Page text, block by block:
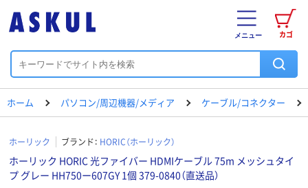
カゴ
メニュー
ホーム パソコン/周辺機器/メディア ケーブル/コネクター
ホーリック ブランド： HORIC（ホーリック）
ホーリック HORIC 光ファイバー HDMIケーブル 75m メッシュタイ
プ グレー HH750ー607GY 1個 379-0840（直送品）